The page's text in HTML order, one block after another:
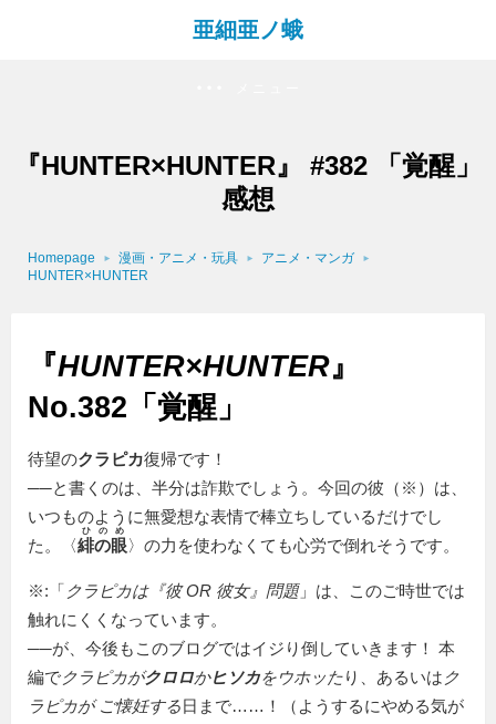
亜細亜ノ蛾
『HUNTER×HUNTER』 #382 「覚醒」
感想
Homepage 漫画・アニメ・玩具
アニメ・マンガ
HUNTER×HUNTER
『HUNTER×HUNTER』
No.382「覚醒」
待望のクラピカ復帰です！
──と書くのは、半分は詐欺でしょう。今回の彼（※）は、
いつものように無愛想な表情で棒立ちしているだけでし
た。〈緋の眼
ひのめ
〉の力を使わなくても心労で倒れそうです。
※:「 クラピカは『彼 OR 彼女』問題」は、このご時世では
触れにくくなっています。
──が、今後もこのブログではイジり倒していきます！ 本
編でクラピカがクロロかヒソカをウホッたり、あるいは ク
ラピカが ご懐妊する日まで……！（ようするにやめる気が